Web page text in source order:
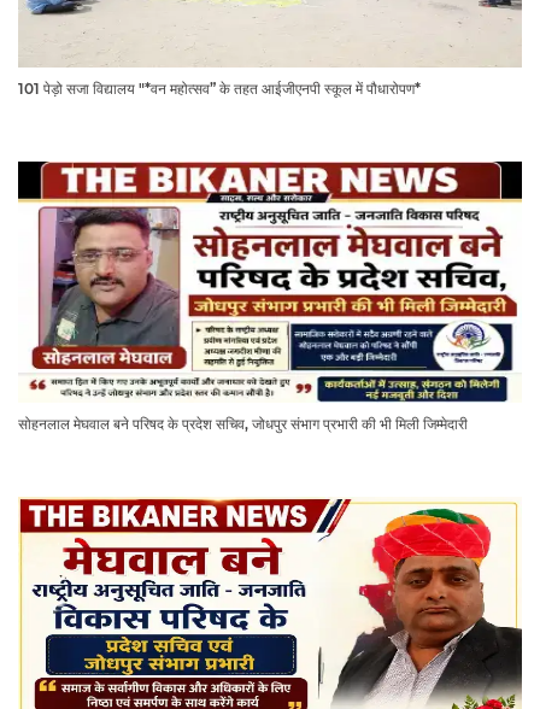
101 पेड़ो सजा विद्यालय "*वन महोत्सव” के तहत आईजीएनपी स्कूल में पौधारोपण*
सोहनलाल मेघवाल बने परिषद के प्रदेश सचिव, जोधपुर संभाग प्रभारी की भी मिली जिम्मेदारी